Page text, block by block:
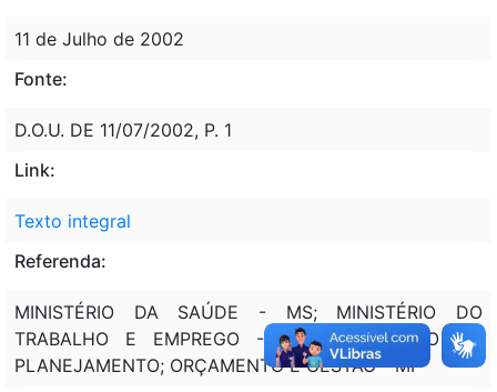
11 de Julho de 2002
Fonte:
D.O.U. DE 11/07/2002, P. 1
Link:
Texto integral
Referenda:
MINISTÉRIO DA SAÚDE - MS; MINISTÉRIO DO
TRABALHO E EMPREGO - MTE; MINISTÉRIO DO
PLANEJAMENTO; ORÇAMENTO E GESTÃO - MP